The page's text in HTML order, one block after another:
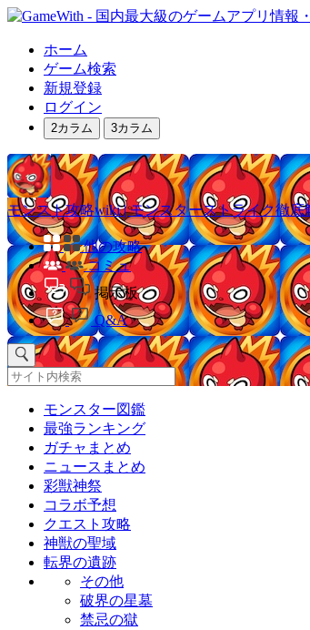
ホーム
ゲーム検索
新規登録
ログイン
2カラム 3カラム
モンスト攻略wiki | モンスターストライク徹底
他の攻略
コミュ
掲示板
Q&A
モンスター図鑑
最強ランキング
ガチャまとめ
ニュースまとめ
彩獣神祭
コラボ予想
クエスト攻略
神獣の聖域
転界の遺跡
その他
破界の星墓
禁忌の獄